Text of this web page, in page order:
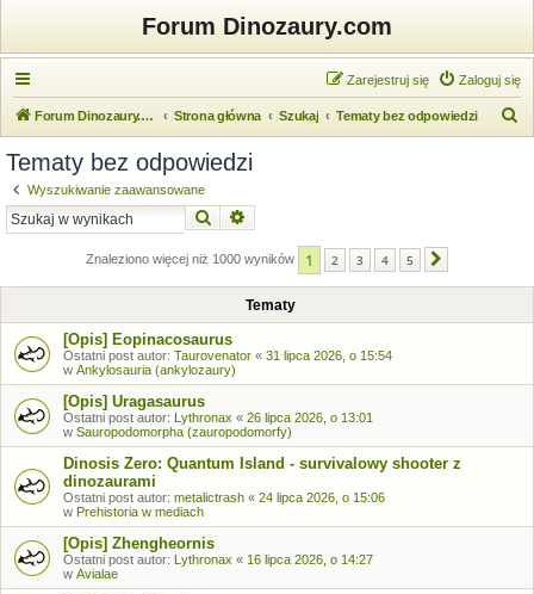
Forum Dinozaury.com
Zaloguj się
Zarejestruj się
Forum Dinozaury.com Strona główna Szukaj Tematy bez odpowiedzi
Tematy bez odpowiedzi
Wyszukiwanie zaawansowane
Szukaj
Znaleziono więcej niż 1000 wyników 1 2 3 4 5
Tematy
[Opis] Eopinacosaurus
Ostatni post autor: Taurovenator « 31 lipca 2026, o 15:54
w Ankylosauria (ankylozaury)
[Opis] Uragasaurus
Ostatni post autor: Lythronax « 26 lipca 2026, o 13:01
w Sauropodomorpha (zauropodomorfy)
Dinosis Zero: Quantum Island - survivalowy shooter z
dinozaurami
Ostatni post autor: metalictrash « 24 lipca 2026, o 15:06
w Prehistoria w mediach
[Opis] Zhengheornis
Ostatni post autor: Lythronax « 16 lipca 2026, o 14:27
w Avialae